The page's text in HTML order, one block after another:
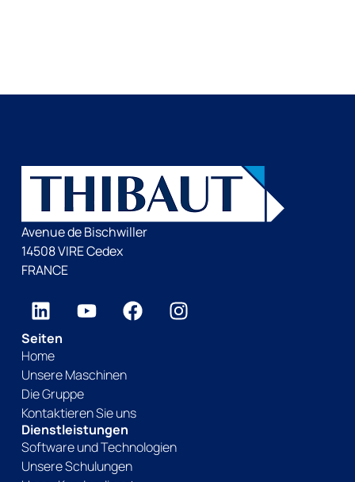
Avenue de Bischwiller
14508 VIRE Cedex
FRANCE
Seiten
Home
Unsere Maschinen
Die Gruppe
Kontaktieren Sie uns
Dienstleistungen
Software und Technologien
Unsere Schulungen